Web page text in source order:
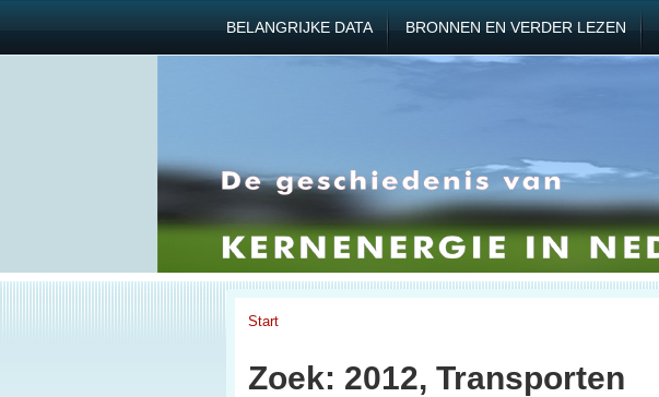
BELANGRIJKE DATA BRONNEN EN VERDER LEZEN
Start
Zoek: 2012, Transporten